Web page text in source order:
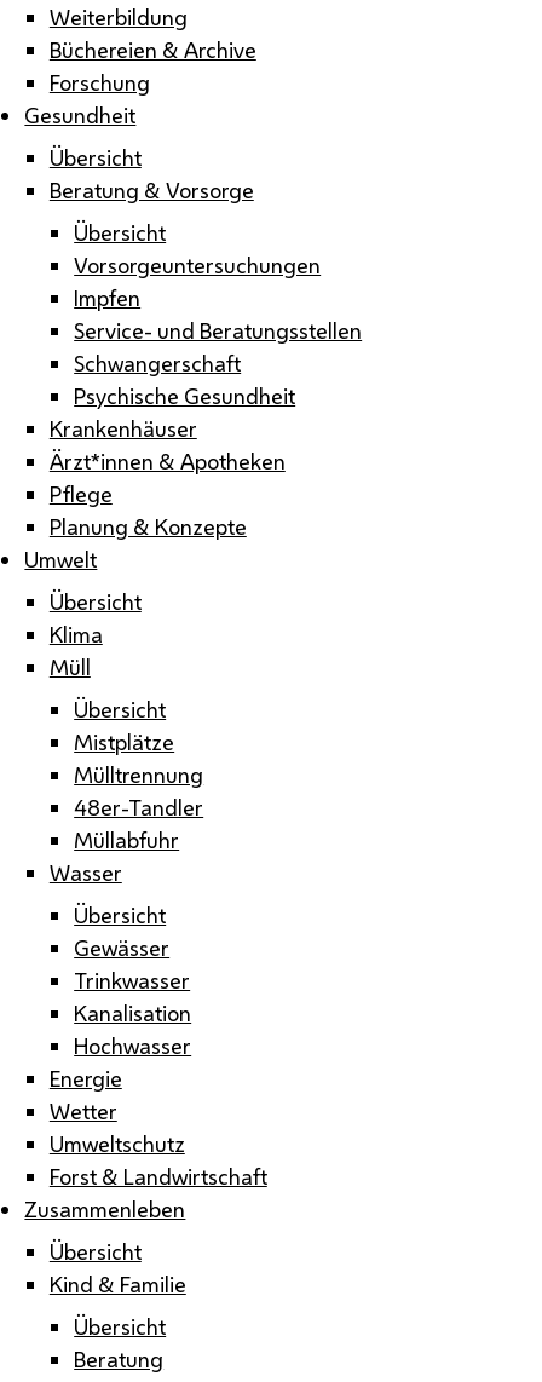
Weiterbildung
Büchereien & Archive
Forschung
Gesundheit
Übersicht
Beratung & Vorsorge
Übersicht
Vorsorgeuntersuchungen
Impfen
Service- und Beratungsstellen
Schwangerschaft
Psychische Gesundheit
Krankenhäuser
Ärzt*innen & Apotheken
Pflege
Planung & Konzepte
Umwelt
Übersicht
Klima
Müll
Übersicht
Mistplätze
Mülltrennung
48er-Tandler
Müllabfuhr
Wasser
Übersicht
Gewässer
Trinkwasser
Kanalisation
Hochwasser
Energie
Wetter
Umweltschutz
Forst & Landwirtschaft
Zusammenleben
Übersicht
Kind & Familie
Übersicht
Beratung